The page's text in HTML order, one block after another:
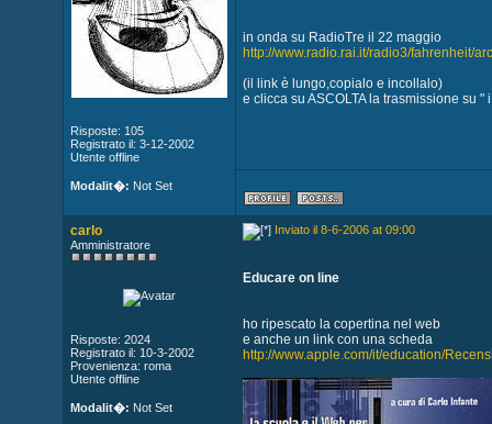
Risposte: 105
Registrato il: 3-12-2002
Utente offline
Modalit�: Not Set
in onda su RadioTre il 22 maggio
http://www.radio.rai.it/radio3/fahrenheit/
(il link è lungo,copialo e incollalo)
e clicca su ASCOLTA la trasmissione su
carlo
Amministratore
Risposte: 2024
Registrato il: 10-3-2002
Provenienza: roma
Utente offline
Modalit�: Not Set
Inviato il 8-6-2006 at 09:00
Educare on line
ho ripescato la copertina nel web
e anche un link con una scheda
http://www.apple.com/it/education/